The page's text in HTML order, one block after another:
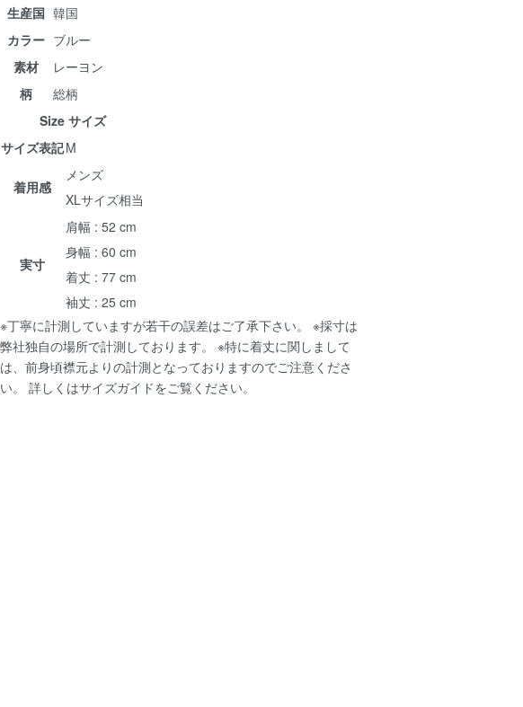
生産国 韓国
カラー ブルー
素材
レーヨン
柄
総柄
Size サイズ
サイズ表記M
着用感
メンズ
XLサイズ相当
実寸
肩幅 : 52 cm
身幅 : 60 cm
着丈 : 77 cm
袖丈 : 25 cm
※丁寧に計測していますが若干の誤差はご了承下さい。 ※採寸は
弊社独自の場所で計測しております。 ※特に着丈に関しまして
は、前身頃襟元よりの計測となっておりますのでご注意くださ
い。 詳しくはサイズガイドをご覧ください。